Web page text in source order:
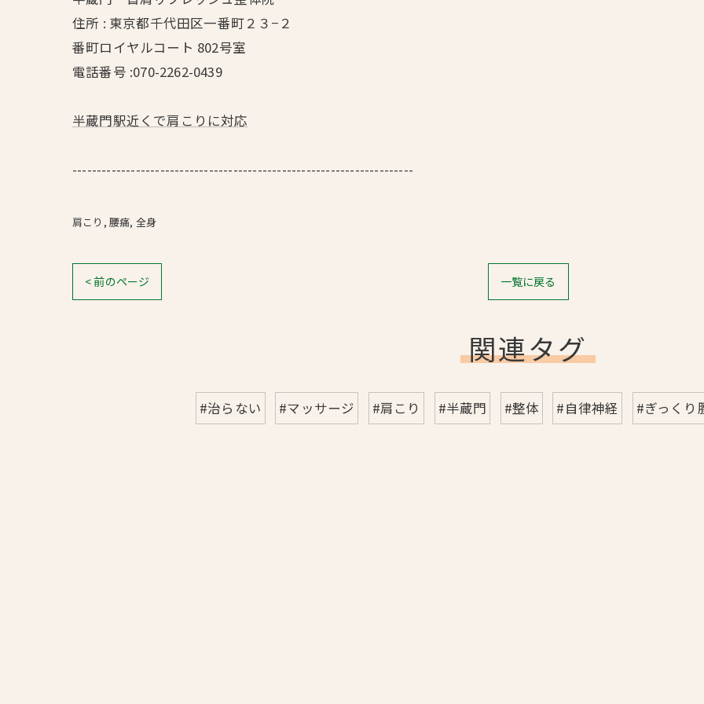
住所 : 東京都千代田区一番町２３−２
番町ロイヤルコート 802号室
電話番号 :070-2262-0439
半蔵門駅近くで肩こりに対応
----------------------------------------------------------------------
肩こり 腰痛 全身
< 前のページ 一覧に戻る
関連タグ
#治らない #マッサージ #肩こり #半蔵門 #整体 #自律神経 #ぎっくり